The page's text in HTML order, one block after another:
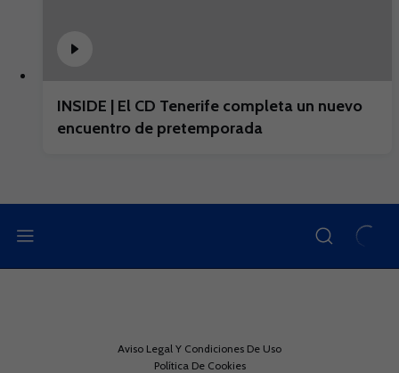
INSIDE | El CD Tenerife completa un nuevo
encuentro de pretemporada
Aviso Legal Y Condiciones De Uso
Política De Cookies